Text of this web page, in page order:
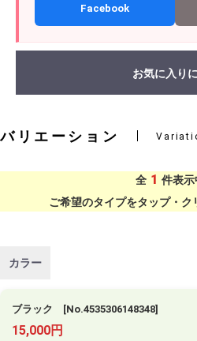
Facebook
お気に入り
バリエーション
全 1 件表示
ご希望のタイプをタップ・ク
カラー
ブラック [No.4535306148348]
15,000円